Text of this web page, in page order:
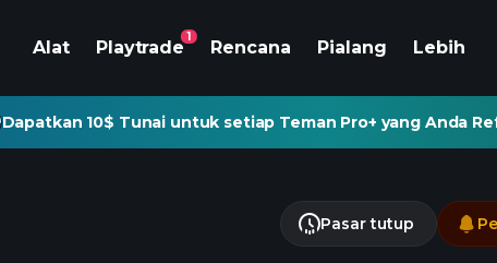
Alat Playtrade
1
Rencana Pialang Lebih
Dapatkan 10$ Tunai untuk setiap Teman Pro+ yang Anda
Pasar tutup